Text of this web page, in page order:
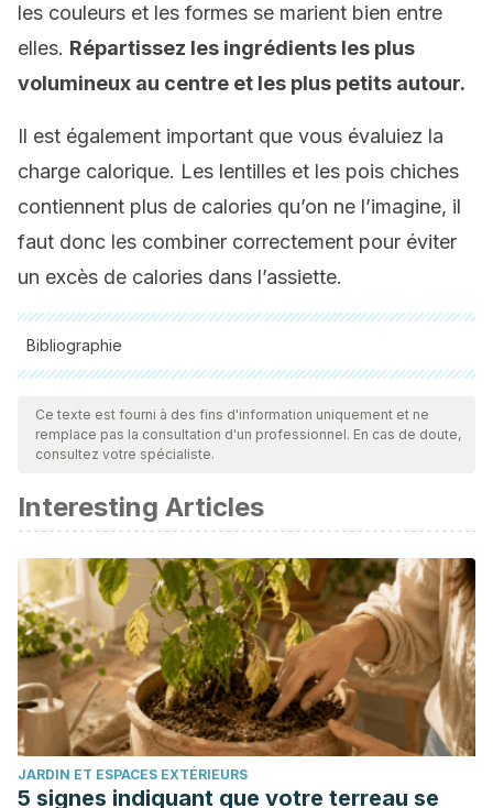
les couleurs et les formes se marient bien entre
elles. Répartissez les ingrédients les plus
volumineux au centre et les plus petits autour.
Il est également important que vous évaluiez la
charge calorique. Les lentilles et les pois chiches
contiennent plus de calories qu’on ne l’imagine, il
faut donc les combiner correctement pour éviter
un excès de calories dans l’assiette.
Bibliographie
Toutes les sources citées ont été examinées en profondeur
par notre équipe pour garantir leur qualité, leur fiabilité, leur
actualité et leur validité. La bibliographie de cet article a été
ou scientifique
Lim, H. S., Hwang, S. J., & Park, S. B. Buddha’s Idea
concerning Food and a New View of Nutrition. International
Journal. 2009; 12, 29-57.
Ce texte est fourni à des fins d'information uniquement et ne
remplace pas la consultation d'un professionnel. En cas de doute,
consultez votre spécialiste.
Interesting Articles
JARDIN ET ESPACES EXTÉRIEURS
5 signes indiquant que votre terreau se